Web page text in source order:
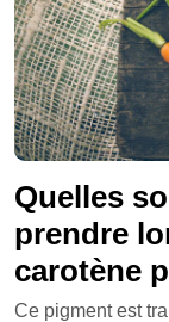
Quelles
prendre
carotène
Ce pigment est